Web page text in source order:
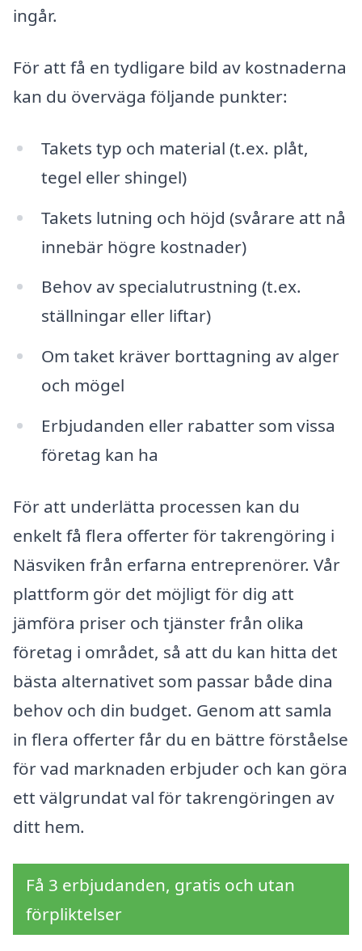
ingår.
För att få en tydligare bild av kostnaderna
kan du överväga följande punkter:
Takets typ och material (t.ex. plåt,
tegel eller shingel)
Takets lutning och höjd (svårare att nå
innebär högre kostnader)
Behov av specialutrustning (t.ex.
ställningar eller liftar)
Om taket kräver borttagning av alger
och mögel
Erbjudanden eller rabatter som vissa
företag kan ha
För att underlätta processen kan du
enkelt få flera offerter för takrengöring i
Näsviken från erfarna entreprenörer. Vår
plattform gör det möjligt för dig att
jämföra priser och tjänster från olika
företag i området, så att du kan hitta det
bästa alternativet som passar både dina
behov och din budget. Genom att samla
in flera offerter får du en bättre förståelse
för vad marknaden erbjuder och kan göra
ett välgrundat val för takrengöringen av
ditt hem.
Få 3 erbjudanden, gratis och utan
förpliktelser